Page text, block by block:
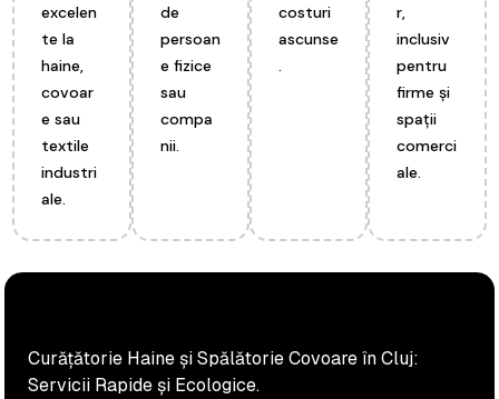
excelen
te la
haine,
covoar
e sau
textile
industri
ale.
de
persoan
e fizice
sau
compa
nii.
costuri
ascunse
.
r,
inclusiv
pentru
firme și
spații
comerci
ale.
Curățătorie Haine și Spălătorie Covoare în Cluj:
Servicii Rapide și Ecologice.